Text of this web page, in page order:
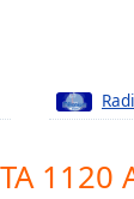
1120